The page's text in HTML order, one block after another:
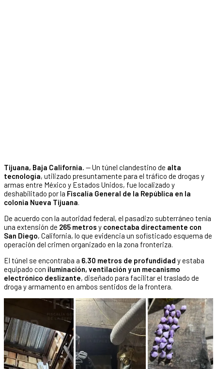
Tijuana, Baja California. — Un túnel clandestino de alta
tecnología, utilizado presuntamente para el tráfico de drogas y
armas entre México y Estados Unidos, fue localizado y
deshabilitado por la Fiscalía General de la República en la
colonia Nueva Tijuana.
De acuerdo con la autoridad federal, el pasadizo subterráneo tenía
una extensión de 265 metros y conectaba directamente con
San Diego, California, lo que evidencia un sofisticado esquema de
operación del crimen organizado en la zona fronteriza.
El túnel se encontraba a 6.30 metros de profundidad y estaba
equipado con iluminación, ventilación y un mecanismo
electrónico deslizante, diseñado para facilitar el traslado de
droga y armamento en ambos sentidos de la frontera.